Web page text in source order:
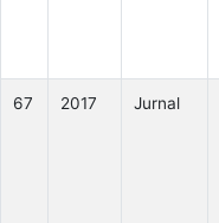
67 2017 Jurnal